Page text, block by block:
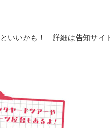
といいかも！ 詳細は告知サイ